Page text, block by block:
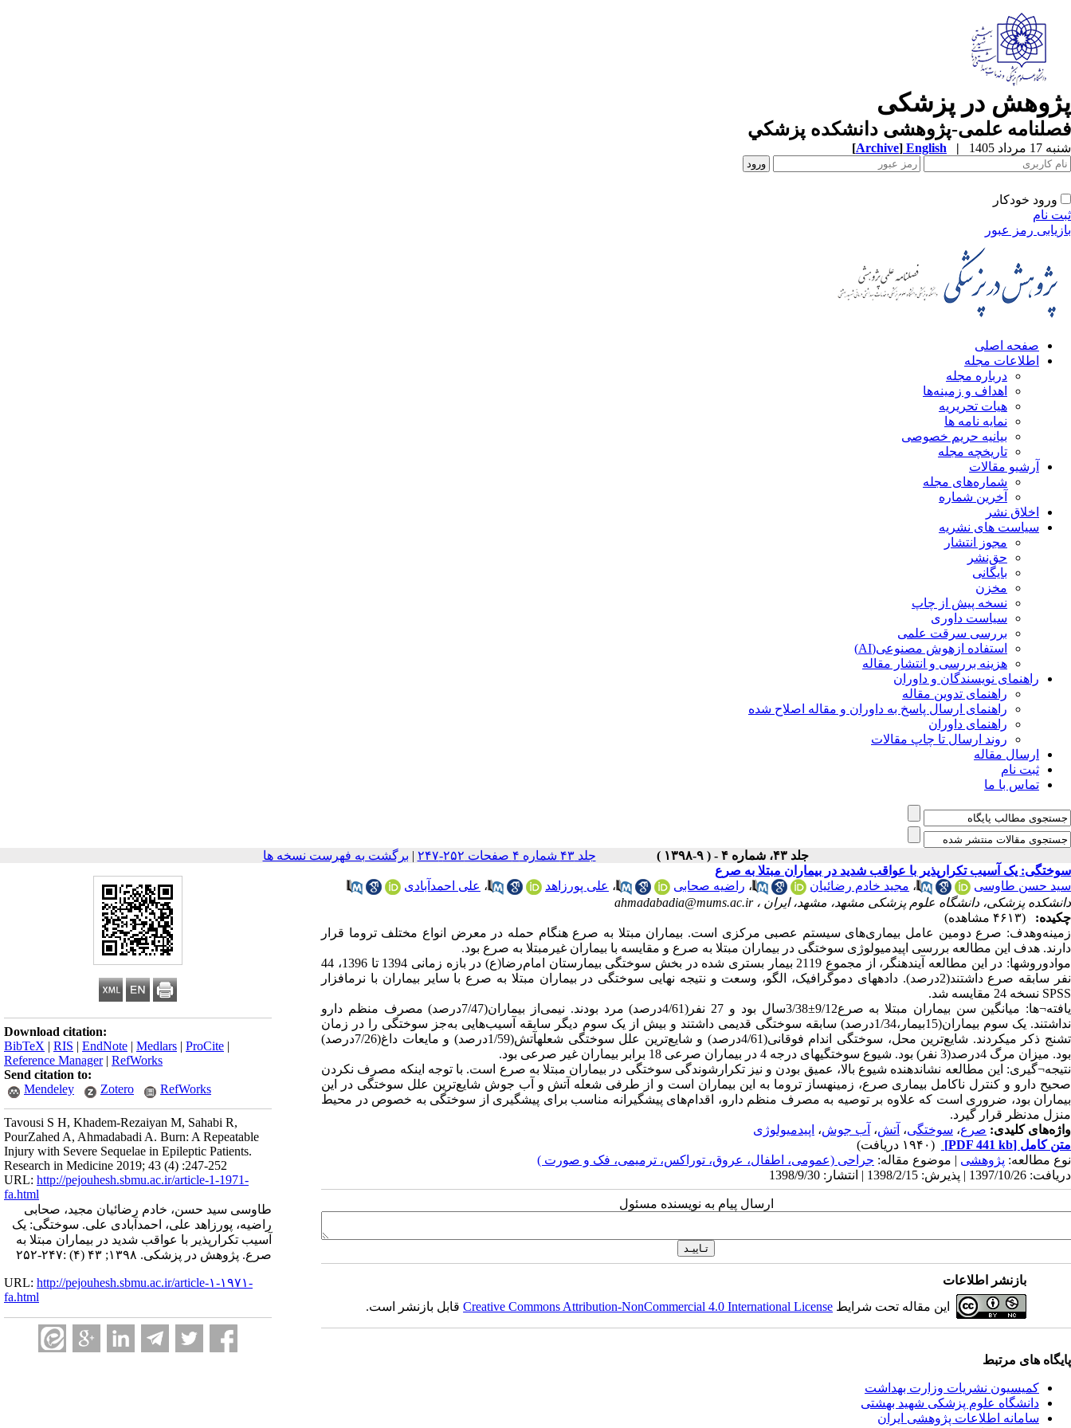
پژوهش در پزشکی
فصلنامه علمی-پژوهشی دانشکده پزشکي
شنبه 17 مرداد 1405 |
English
[Archive]
ورود خودکار
ثبت نام
بازیابی رمز عبور
صفحه اصلی
اطلاعات مجله
درباره مجله
اهداف و زمینه‌ها
هیات تحریریه
نمایه نامه ها
بیانیه حریم خصوصی
تاریخچه مجله
آرشیو مقالات
شماره‌های مجله
آخرین شماره
اخلاق نشر
سیاست های نشریه
مجوز انتشار
حق‌نشر
بایگانی
مخزن
نسخه پیش از چاپ
سیاست داوری
بررسی سرقت علمی
استفاده ازهوش مصنوعی(AI)
هزینه بررسی و انتشار مقاله
راهنمای نویسندگان و داوران
راهنمای تدوین مقاله
راهنمای ارسال پاسخ به داوران و مقاله اصلاح شده
راهنمای داوران
روند ارسال تا چاپ مقالات
ارسال مقاله
ثبت نام
تماس با ما
جلد ۴۳، شماره ۴ - ( ۹-۱۳۹۸ ) جلد ۴۳ شماره ۴ صفحات ۲۵۲-۲۴۷ | برگشت به فهرست نسخه ها
Download citation:
BibTeX | RIS | EndNote | Medlars | ProCite |
Reference Manager| RefWorks
Send citation to:
Mendeley
Zotero RefWorks
Tavousi S H, Khadem-Rezaiyan M, Sahabi R,
PourZahed A, Ahmadabadi A. Burn: A Repeatable
Injury with Severe Sequelae in Epileptic Patients.
Research in Medicine 2019; 43 (4) :247-252
URL: http://pejouhesh.sbmu.ac.ir/article-1-1971-
fa.html
طاوسی سید حسن، خادم رضائیان مجید، صحابی
راضیه، پورزاهد علی، احمدآبادی علی. سوختگی: یک
آسیب تکرارپذیر با عواقب شدید در بیماران مبتلا به
صرع. پژوهش در پزشکی. ۱۳۹۸; ۴۳ (۴) :۲۴۷-۲۵۲
URL: http://pejouhesh.sbmu.ac.ir/article-۱-۱۹۷۱-
fa.html
سوختگی: یک آسیب تکرارپذیر با عواقب شدید در بیماران مبتلا به صرع
سید حسن طاوسی
، مجید خادم رضائیان ، راضیه صحابی ، علی پورزاهد ، علی احمدآبادی
دانشکده پزشکی، دانشگاه علوم پزشکی مشهد، مشهد، ایران ،ahmadabadia@mums.ac.ir
چکیده:
(۴۶۱۳ مشاهده)
زمینه‌وهدف: صرع دومین عامل بیماری‌های سیستم عصبی مرکزی است. بیماران مبتلا به صرع هنگام حمله در معرض انواع مختلف تروما قرار
دارند. هدف این مطالعه بررسی اپیدمیولوژی سوختگی در بیماران مبتلا به صرع و مقایسه با بیماران غیرمبتلا به صرع بود.
موادوروشها: در این مطالعه آیندهنگر، از مجموع 2119 بیمار بستری شده در بخش سوختگی بیمارستان امام‌رضا(ع) در بازه زمانی 1394 تا 1396، 44
نفر سابقه صرع داشتند(2درصد). دادههای دموگرافیک، الگو، وسعت و نتیجه نهایی سوختگی در بیماران مبتلا به صرع با سایر بیماران با نرمافزار
SPSS نسخه 24 مقایسه شد.
یافته¬ها: میانگین سن بیماران مبتلا به صرع9/12±3/38سال بود و 27 نفر(4/61درصد) مرد بودند. نیمی‌از بیماران(7/47درصد) مصرف منظم دارو
نداشتند. یک سوم بیماران(15بیمار،1/34درصد) سابقه سوختگی قدیمی داشتند و بیش از یک سوم دیگر سابقه آسیب‌هایی به‌جز سوختگی را در زمان
تشنج ذکر میکردند. شایع‌ترین محل، سوختگی اندام فوقانی(4/61درصد) و شایع‌ترین علل سوختگی شعلهآتش(1/59درصد) و مایعات داغ(7/26درصد)
بود. میزان مرگ 4درصد(3 نفر) بود. شیوع سوختگیهای درجه 4 در بیماران صرعی 18 برابر بیماران غیر صرعی بود.
نتیجه¬گیری: این مطالعه نشاندهنده شیوع بالا، عمیق بودن و نیز تکرارشوندگی سوختگی در بیماران مبتلا به صرع است. با توجه اینکه مصرف نکردن
صحیح دارو و کنترل ناکامل بیماری صرع، زمینهساز تروما به این بیماران است و از طرفی شعله آتش و آب جوش شایع‌ترین علل سوختگی در این
بیماران بود، ضروری است که علاوه بر توصیه به مصرف منظم دارو، اقدام‌های پیشگیرانه مناسب برای پیشگیری از سوختگی به خصوص در محیط
منزل مدنظر قرار گیرد.
واژه‌های کلیدی: صرع، سوختگی، آتش، آب جوش، اپیدمیولوژی
متن کامل [PDF 441 kb]
(۱۹۴۰ دریافت)
نوع مطالعه: پژوهشی | موضوع مقاله: جراحی (عمومی، اطفال، عروق، توراکس، ترمیمی، فک و صورت )
دریافت: 1397/10/26 | پذیرش: 1398/2/15 | انتشار: 1398/9/30
ارسال پیام به نویسنده مسئول
بازنشر اطلاعات
این مقاله تحت شرایط Creative Commons Attribution-NonCommercial 4.0 International Licenseقابل بازنشر است.
پایگاه های مرتبط
کمیسیون نشریات وزارت بهداشت
دانشگاه علوم پزشکی شهید بهشتی
سامانه اطلاعات پژوهشی ایران